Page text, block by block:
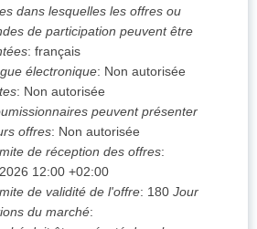
dans lesquelles les offres ou
de participation peuvent être
: français
électronique: Non autorisée
: Non autorisée
peuvent présenter
offres: Non autorisée
de réception des offres:
12:00 +02:00
de validité de l'offre: 180 Jour
du marché: